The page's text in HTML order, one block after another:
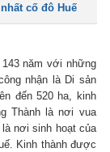
cố đô Huế
năm với những
nhận là Di sản
đến 520 ha, kinh
Thành là nơi vua
nơi sinh hoạt của
Kinh thành được